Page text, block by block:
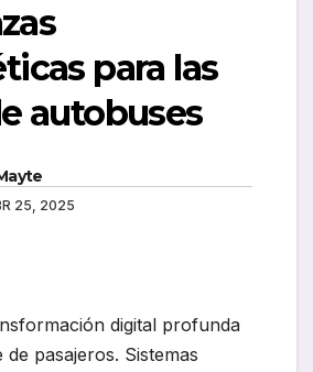
para las
autobuses
25, 2025
digital profunda
pasajeros. Sistemas